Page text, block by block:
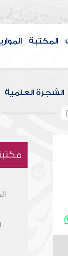
المكتبة
الشجرة العلمية